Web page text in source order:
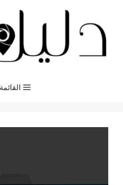
المحتوى
القائمة